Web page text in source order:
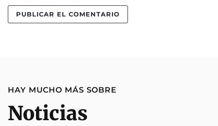
HAY MUCHO MÁS SOBRE
Noticias